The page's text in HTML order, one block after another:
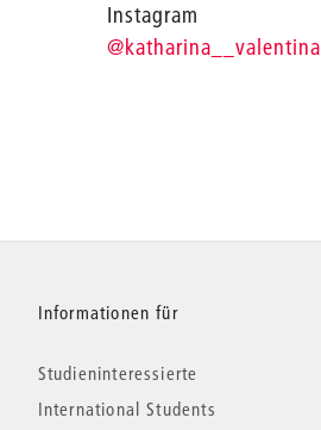
Instagram
@katharina__valentina
Informationen für
Studieninteressierte
International Students